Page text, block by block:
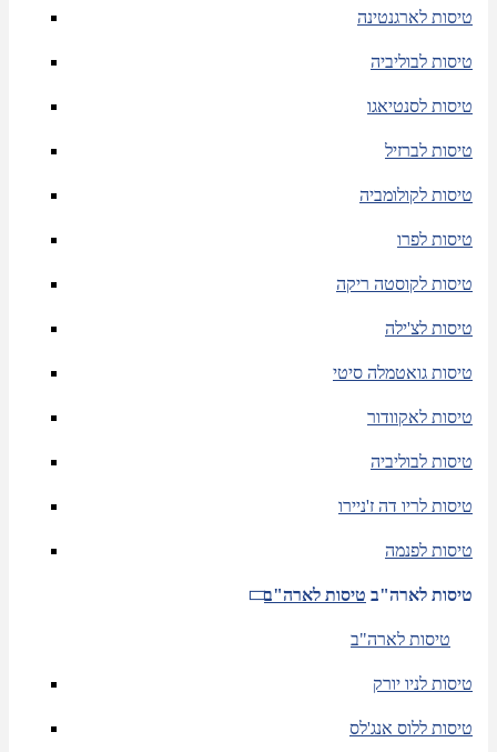
טיסות לארגנטינה
טיסות לבוליביה
טיסות לסנטיאגו
טיסות לברזיל
טיסות לקולומביה
טיסות לפרו
טיסות לקוסטה ריקה
טיסות לצ'ילה
טיסות גואטמלה סיטי
טיסות לאקוודור
טיסות לבוליביה
טיסות לריו דה ז'ניירו
טיסות לפנמה
טיסות לארה"ב טיסות לארה"ב
טיסות לארה"ב
טיסות לניו יורק
טיסות ללוס אנג'לס